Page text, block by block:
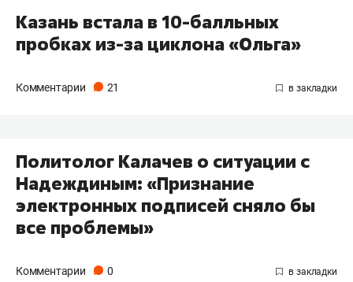
Казань встала в 10-балльных
пробках из-за циклона «Ольга»
Комментарии 21
Политолог Калачев о ситуации с
Надеждиным: «Признание
электронных подписей сняло бы
все проблемы»
Комментарии 0